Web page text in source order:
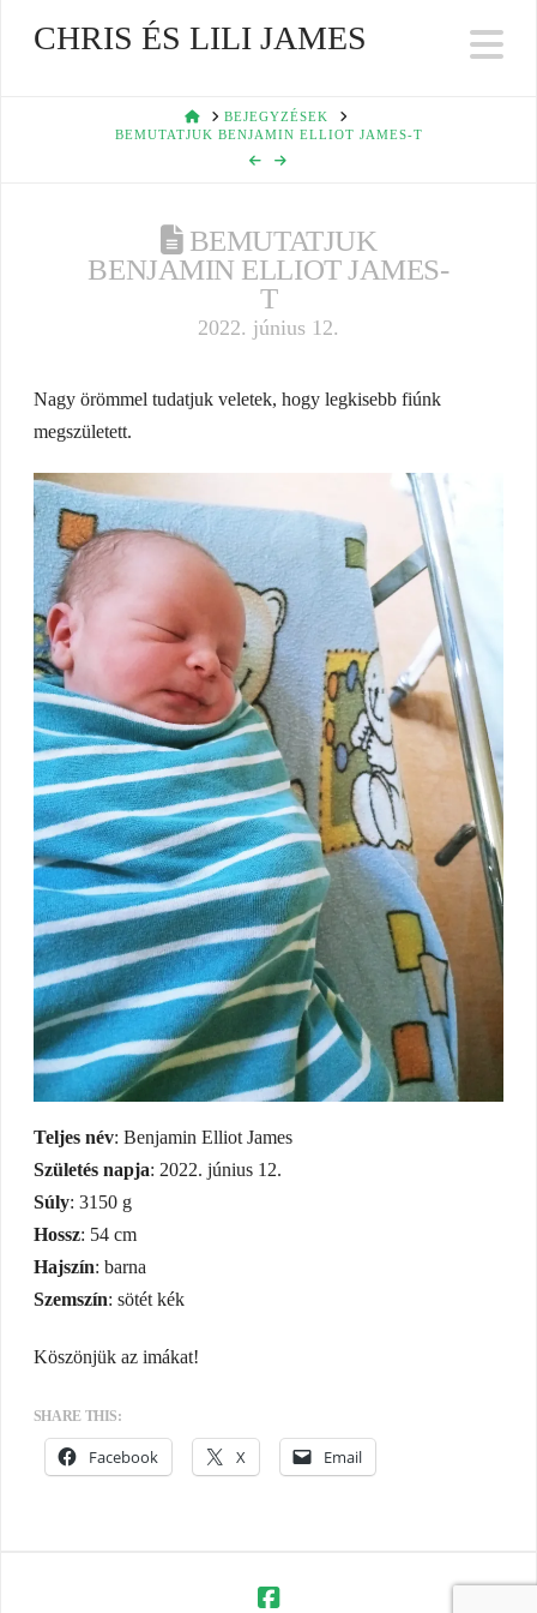
CHRIS ÉS LILI JAMES
HOMEBEJEGYZÉSEK
BEMUTATJUK BENJAMIN ELLIOT JAMES-T
BEMUTATJUK
BENJAMIN ELLIOT JAMES-
T
2022. június 12.
Nagy örömmel tudatjuk veletek, hogy legkisebb fiúnk
megszületett.
Teljes név: Benjamin Elliot James
Születés napja: 2022. június 12.
Súly: 3150 g
Hossz: 54 cm
Hajszín: barna
Szemszín: sötét kék
Köszönjük az imákat!
SHARE THIS:
Facebook X Email